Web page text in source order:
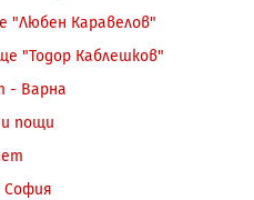
"Любен Каравелов"
"Тодор Каблешков"
- Варна
пощи
София